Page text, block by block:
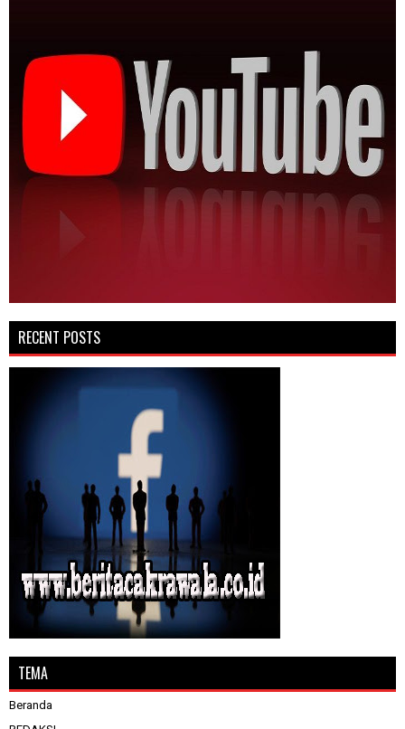
RECENT POSTS
TEMA
Beranda